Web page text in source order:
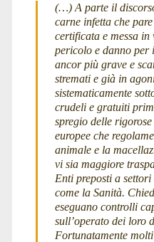
(…) A parte il
carne infetta che
certificata e messa in
pericolo e danno per
ancor più grave e
stremati e già in
sistematicamente
crudeli e gratuiti
spregio delle
europee che
animale e la
vi sia maggiore
Enti preposti a
come la Sanità.
eseguano controlli
sull’operato dei loro
Fortunatamente